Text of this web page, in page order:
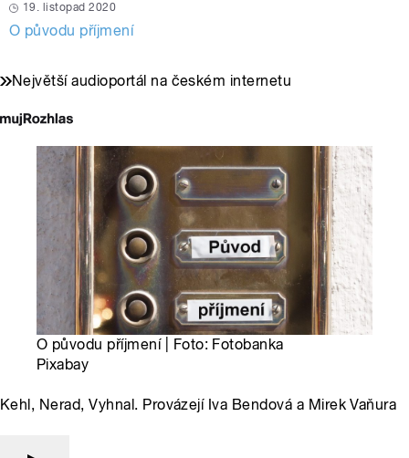
19. listopad 2020
O původu příjmení
Největší audioportál na českém internetu
O původu příjmení | Foto: Fotobanka
Pixabay
Kehl, Nerad, Vyhnal. Provázejí Iva Bendová a Mirek Vaňura